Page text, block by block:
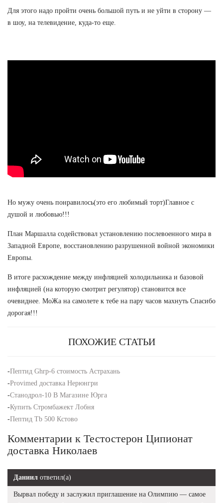
Для этого надо пройти очень большой путь и не уйти в сторону —
в шоу, на телевидение, куда-то еще.
Но мужу очень понравилось(это его любимый торт)Главное с
душой и любовью!!!
План Маршалла содействовал установлению послевоенного мира в
Западной Европе, восстановлению разрушенной войной экономики
Европы.
В итоге расхождение между инфляцией холодильника и базовой
инфляцией (на которую смотрит регулятор) становится все
очевиднее. МоЖа на самолете к тебе на пару часов махнуть Спасибо
дорогая!!!
ПОХОЖИЕ СТАТЬИ
-Пептид Ghrp-6 стоимость Астрахань
-Provimed доставка Нерюнгри
-Станодрол-10 В Магазине Юрга
-Купить Стромбажект Лобня
-Пептид Tb 500 Кстово
Комментарии к Тестостерон Ципионат
доставка Николаев
Даниил ответил(а)
Вырвал победу и заслужил приглашение на Олимпию — самое